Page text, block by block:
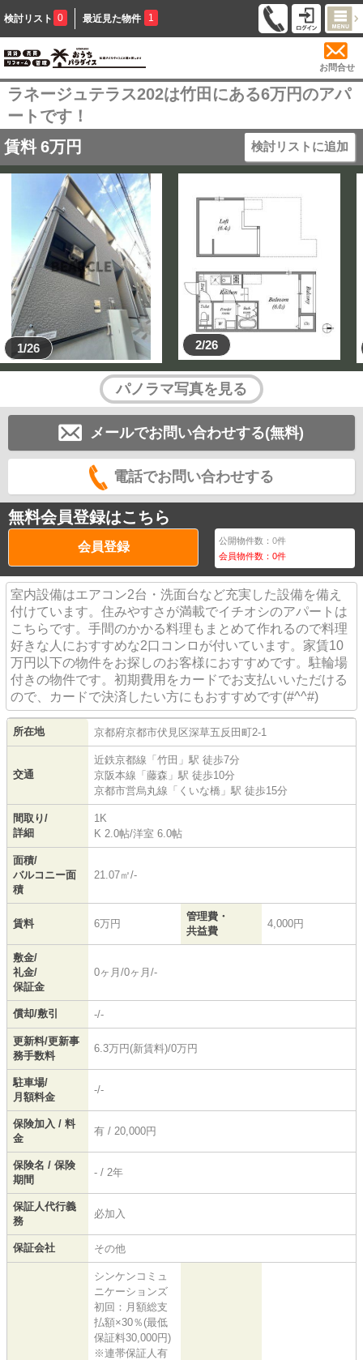
検討リスト 0 最近見た物件 1
お問合せ
ラネージュテラス202は竹田にある6万円のアパ
ートです！
賃料 6万円 検討リストに追加
1/26 2/26
パノラマ写真を見る
メールでお問い合わせする(無料)
電話でお問い合わせする
無料会員登録はこちら
会員登録 公開物件数：0件
会員物件数：0件
室内設備はエアコン2台・洗面台など充実した設備を備え
付けています。住みやすさが満載でイチオシのアパートは
こちらです。手間のかかる料理もまとめて作れるので料理
好きな人におすすめな2口コンロが付いています。家賃10
万円以下の物件をお探しのお客様におすすめです。駐輪場
付きの物件です。初期費用をカードでお支払いいただける
ので、カードで決済したい方にもおすすめです(#^^#)
所在地 京都府京都市伏見区深草五反田町2-1
交通
近鉄京都線 「 竹田 」駅 徒歩7分
京阪本線 「 藤森 」駅 徒歩10分
京都市営烏丸線 「 くいな橋 」駅 徒歩15分
間取り/
詳細
1K
K 2.0帖/洋室 6.0帖
面積/
バルコニー面
積
21.07㎡/-
賃料 6万円
管理費・
共益費
4,000円
敷金/
礼金/
保証金
0ヶ月/0ヶ月/-
償却/敷引 -/-
更新料/更新事
務手数料
6.3万円(新賃料)/0万円
駐車場/
月額料金
-/-
保険加入 / 料
金
有 / 20,000円
保険名 / 保険
期間
- / 2年
保証人代行義
務
必加入
保証会社 その他
シンケンコミュ
ニケーションズ
初回：月額総支
払額×30％(最低
保証料30,000円)
※連帯保証人有